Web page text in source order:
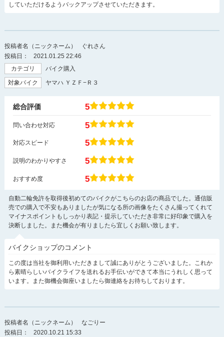
していただけるようバックアップさせていただきます。
投稿者名（ニックネーム）
ぐれさん
投稿日：
2021.01.25 22:46
カテゴリ
バイク購入
対象バイク
ヤマハ ＹＺＦ−Ｒ３
総合評価 5
問い合わせ対応 5
対応スピード 5
説明のわかりやすさ 5
おすすめ度 5
自動二輪免許を取得後初めてのバイクがこちらのお店の商品でした。通信販
売での購入で不安もありましたが気になる所の画像をたくさん撮ってくれて
マイナスポイントもしっかり表記・提示していただき非常に好印象で購入を
決断しました。また機会が有りましたら宜しくお願い致します。
バイクショップのコメント
この度は当社を御利用いただきまして誠にありがとうございました。これか
ら素晴らしいバイクライフを送れるお手伝いができて本当にうれしく思って
います。また御機会御座いましたら御連絡をお待ちしております。
投稿者名（ニックネーム）
なごりー
投稿日：
2020.10.21 15:33